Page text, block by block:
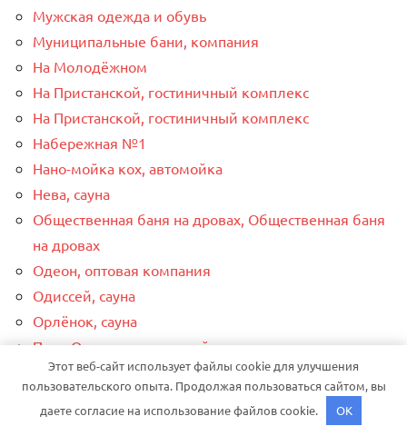
Мужская одежда и обувь
Муниципальные бани, компания
На Молодёжном
На Пристанской, гостиничный комплекс
На Пристанской, гостиничный комплекс
Набережная №1
Нано-мойка кох, автомойка
Нева, сауна
Общественная баня на дровах, Общественная баня
на дровах
Одеон, оптовая компания
Одиссей, сауна
Орлёнок, сауна
Парк-Отель, гостиничный комплекс
Пещера, сауна
Пирс, автомойка
Подстепки house, гостевой дом
Этот веб-сайт использует файлы cookie для улучшения
пользовательского опыта. Продолжая пользоваться сайтом, вы
даете согласие на использование файлов cookie.
OK